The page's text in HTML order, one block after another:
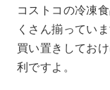
コストコの冷凍
くさん揃っていま
買い置きしてお
利ですよ。